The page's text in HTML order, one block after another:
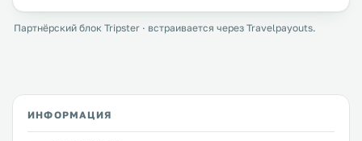
Партнёрский блок Tripster · встраивается через Travelpayouts.
ИНФОРМАЦИЯ